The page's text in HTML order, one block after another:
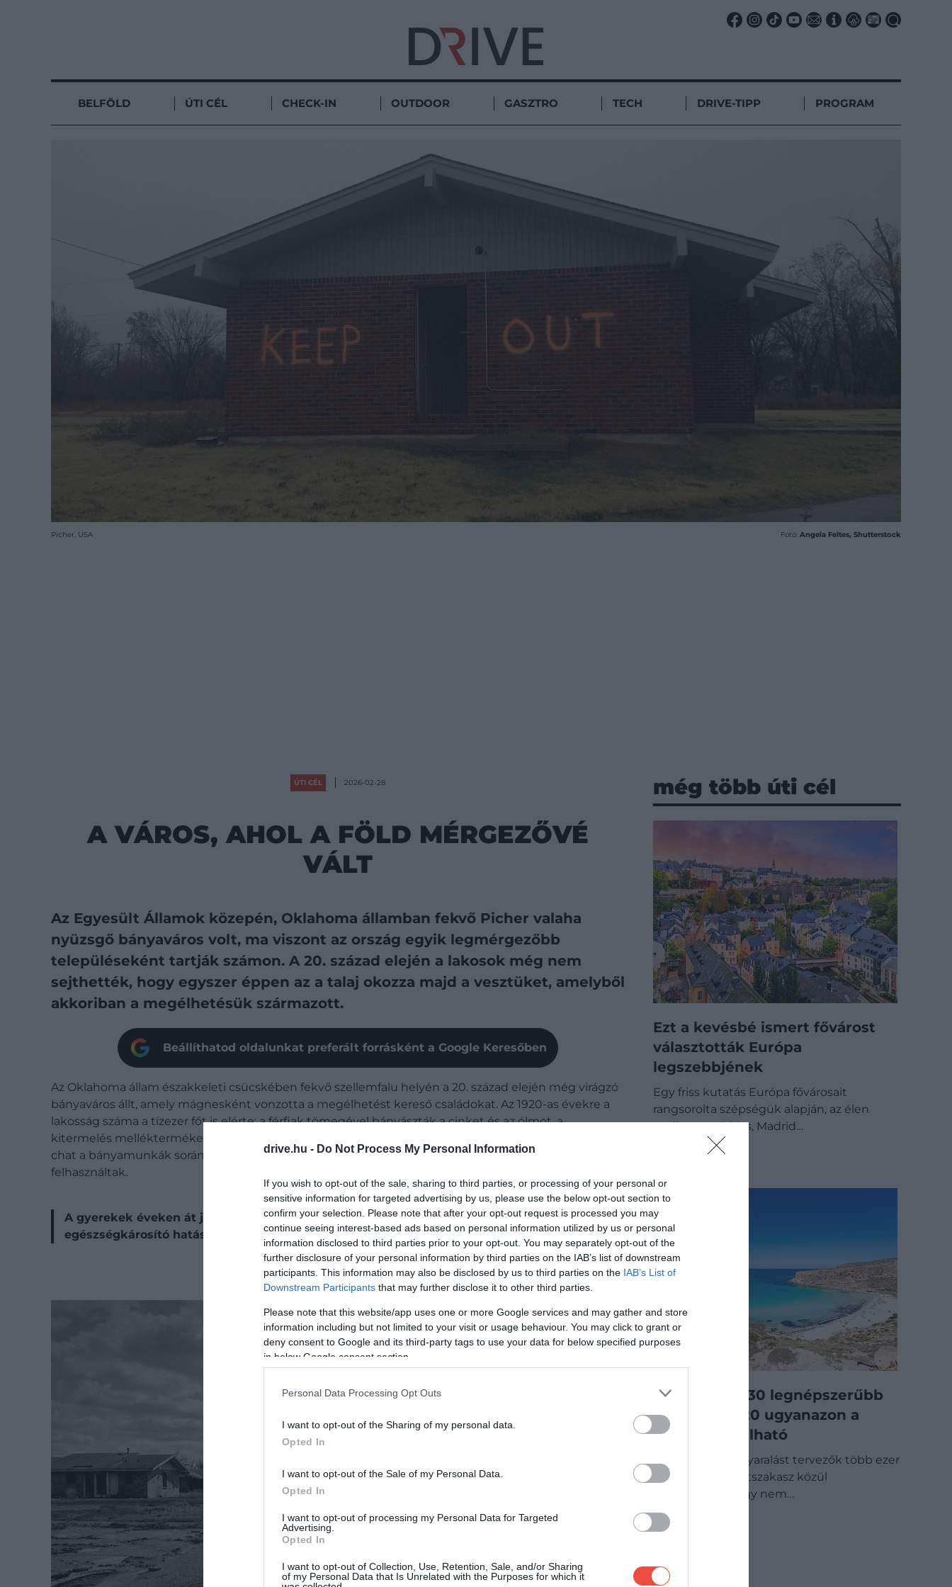
drive.hu - Do Not Process My Personal Information
If you wish to opt-out of the sale, sharing to third parties, or processing of your personal or
sensitive information for targeted advertising by us, please use the below opt-out section to
confirm your selection. Please note that after your opt-out request is processed you may
continue seeing interest-based ads based on personal information utilized by us or personal
information disclosed to third parties prior to your opt-out. You may separately opt-out of the
further disclosure of your personal information by third parties on the IAB’s list of downstream
participants. This information may also be disclosed by us to third parties on the IAB’s List of
Downstream Participants that may further disclose it to other third parties.
Please note that this website/app uses one or more Google services and may gather and store
information including but not limited to your visit or usage behaviour. You may click to grant or
deny consent to Google and its third-party tags to use your data for below specified purposes
in below Google consent section.
Personal Data Processing Opt Outs
I want to opt-out of the Sharing of my personal data.
Opted In
I want to opt-out of the Sale of my Personal Data.
Opted In
I want to opt-out of processing my Personal Data for Targeted
Advertising.
Opted In
I want to opt-out of Collection, Use, Retention, Sale, and/or Sharing
of my Personal Data that Is Unrelated with the Purposes for which it
BELFÖLD ÚTI CÉL CHECK-IN OUTDOOR GASZTRO TECH DRIVE-TIPP PROGRAM
Picher, USA Fotó: Angela Feltes, Shutterstock
ÚTI CÉL 2026-02-28
A VÁROS, AHOL A FÖLD MÉRGEZŐVÉ
VÁLT
Az Egyesült Államok közepén, Oklahoma államban fekvő Picher valaha
nyüzsgő bányaváros volt, ma viszont az ország egyik legmérgezőbb
településeként tartják számon. A 20. század elején a lakosok még nem
sejthették, hogy egyszer éppen az a talaj okozza majd a vesztüket, amelyből
akkoriban a megélhetésük származott.
Beállíthatod oldalunkat preferált forrásként a Google Keresőben
Az Oklahoma állam északkeleti csücskében fekvő szellemfalu helyén a 20. század elején még virágzó
bányaváros állt, amely mágnesként vonzotta a megélhetést kereső családokat. Az 1920-as évekre a
lakosság száma a tízezer főt is elérte: a férfiak tömegével bányászták a cinket és az ólmot, a
kitermelés melléktermékeként pedig úgynevezett „
chat a bányamunkák során keletkező kőzethulladék neve volt, amelyet később utak javítására is
felhasználtak.
A gyerekek éveken át játszottak ezeknek a halmoknak a tetején, mit sem tudva azok
egészségkárosító hatásáról.
még több úti cél
Ezt a kevésbé ismert fővárost
választották Európa
legszebbjének
Egy friss kutatás Európa fővárosait
rangsorolta szépségük alapján, az élen
pedig nem Párizs, Madrid…
Olaszország 30 legnépszerűbb
strandjából 20 ugyanazon a
szigeten található
Az olaszországi nyaralást tervezők több ezer
kilométernyi partszakasz közül
válogathatnak, így nem…
ÚTI CÉL